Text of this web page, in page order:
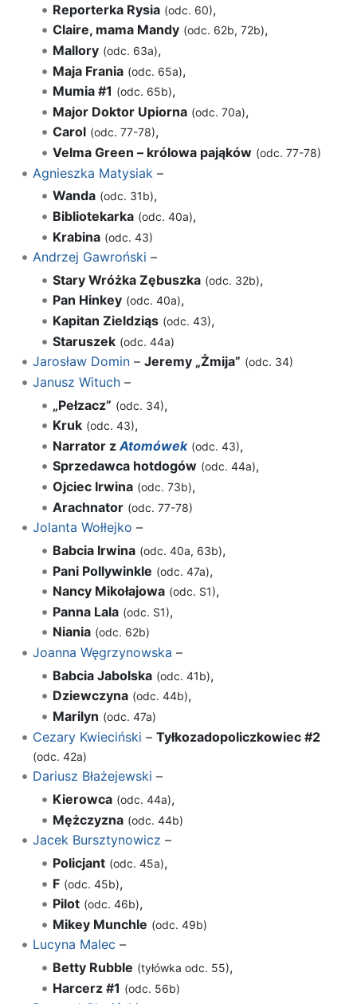
Reporterka Rysia (odc. 60),
Claire, mama Mandy (odc. 62b, 72b),
Mallory (odc. 63a),
Maja Frania (odc. 65a),
Mumia #1 (odc. 65b),
Major Doktor Upiorna (odc. 70a),
Carol (odc. 77-78),
Velma Green – królowa pająków (odc. 77-78)
Agnieszka Matysiak –
Wanda (odc. 31b),
Bibliotekarka (odc. 40a),
Krabina (odc. 43)
Andrzej Gawroński –
Stary Wróżka Zębuszka (odc. 32b),
Pan Hinkey (odc. 40a),
Kapitan Zieldziąs (odc. 43),
Staruszek (odc. 44a)
Jarosław Domin– Jeremy „Żmija” (odc. 34)
Janusz Wituch–
„Pełzacz” (odc. 34),
Kruk (odc. 43),
Narrator zAtomówek (odc. 43),
Sprzedawca hotdogów (odc. 44a),
Ojciec Irwina (odc. 73b),
Arachnator (odc. 77-78)
Jolanta Wołłejko –
Babcia Irwina (odc. 40a, 63b),
Pani Pollywinkle (odc. 47a),
Nancy Mikołajowa (odc. S1),
Panna Lala (odc. S1),
Niania (odc. 62b)
Joanna Węgrzynowska –
Babcia Jabolska (odc. 41b),
Dziewczyna (odc. 44b),
Marilyn (odc. 47a)
Cezary Kwieciński – Tyłkozadopoliczkowiec #2
(odc. 42a)
Dariusz Błażejewski –
Kierowca (odc. 44a),
Mężczyzna (odc. 44b)
Jacek Bursztynowicz –
Policjant (odc. 45a),
F (odc. 45b),
Pilot (odc. 46b),
Mikey Munchle (odc. 49b)
Lucyna Malec –
Betty Rubble (tyłówka odc. 55),
Harcerz #1 (odc. 56b)